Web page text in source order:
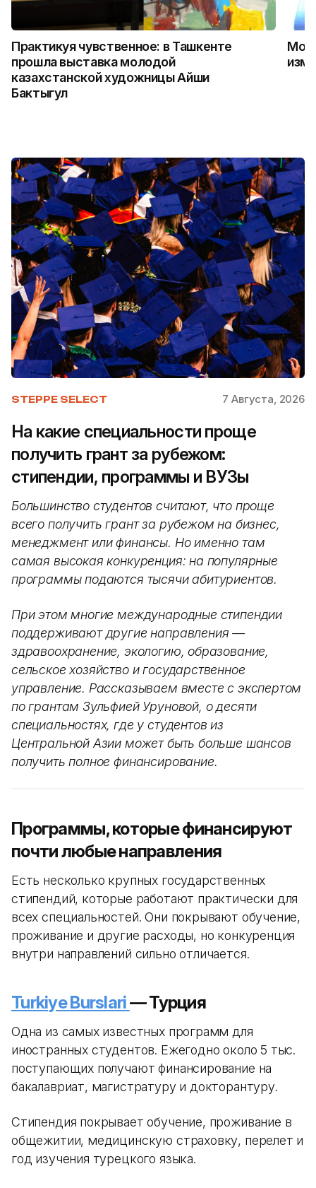
Практикуя чувственное: в Ташкенте
прошла выставка молодой
казахстанской художницы Айши
Бактыгул
STEPPE SELECT 7 Августа, 2026
На какие специальности проще
получить грант за рубежом:
стипендии, программы и ВУЗы
Большинство студентов считают, что проще
всего получить грант за рубежом на бизнес,
менеджмент или финансы. Но именно там
самая высокая конкуренция: на популярные
программы подаются тысячи абитуриентов.
При этом многие международные стипендии
поддерживают другие направления —
здравоохранение, экологию, образование,
сельское хозяйство и государственное
управление. Рассказываем вместе с экспертом
по грантам Зульфией Уруновой, о десяти
специальностях, где у студентов из
Центральной Азии может быть больше шансов
получить полное финансирование.
Программы, которые финансируют
почти любые направления
Есть несколько крупных государственных
стипендий, которые работают практически для
всех специальностей. Они покрывают обучение,
проживание и другие расходы, но конкуренция
внутри направлений сильно отличается.
Turkiye Burslari— Турция
Одна из самых известных программ для
иностранных студентов. Ежегодно около 5 тыс.
поступающих получают финансирование на
бакалавриат, магистратуру и докторантуру.
Стипендия покрывает обучение, проживание в
общежитии, медицинскую страховку, перелет и
год изучения турецкого языка.